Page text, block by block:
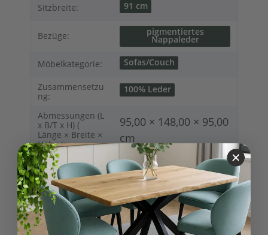
Sitzbreite: 91 cm
Bezüge: pigmentiertes
Nappaleder
Möbelkategorie: Sofas/Couch
Zusammensetzu
ng:
100% Leder
Abmessungen (L
x B/T x H) (
Länge × Breite ×
Höhe ):
95,00 × 148,00 × 95,00
cm
Bewertungen